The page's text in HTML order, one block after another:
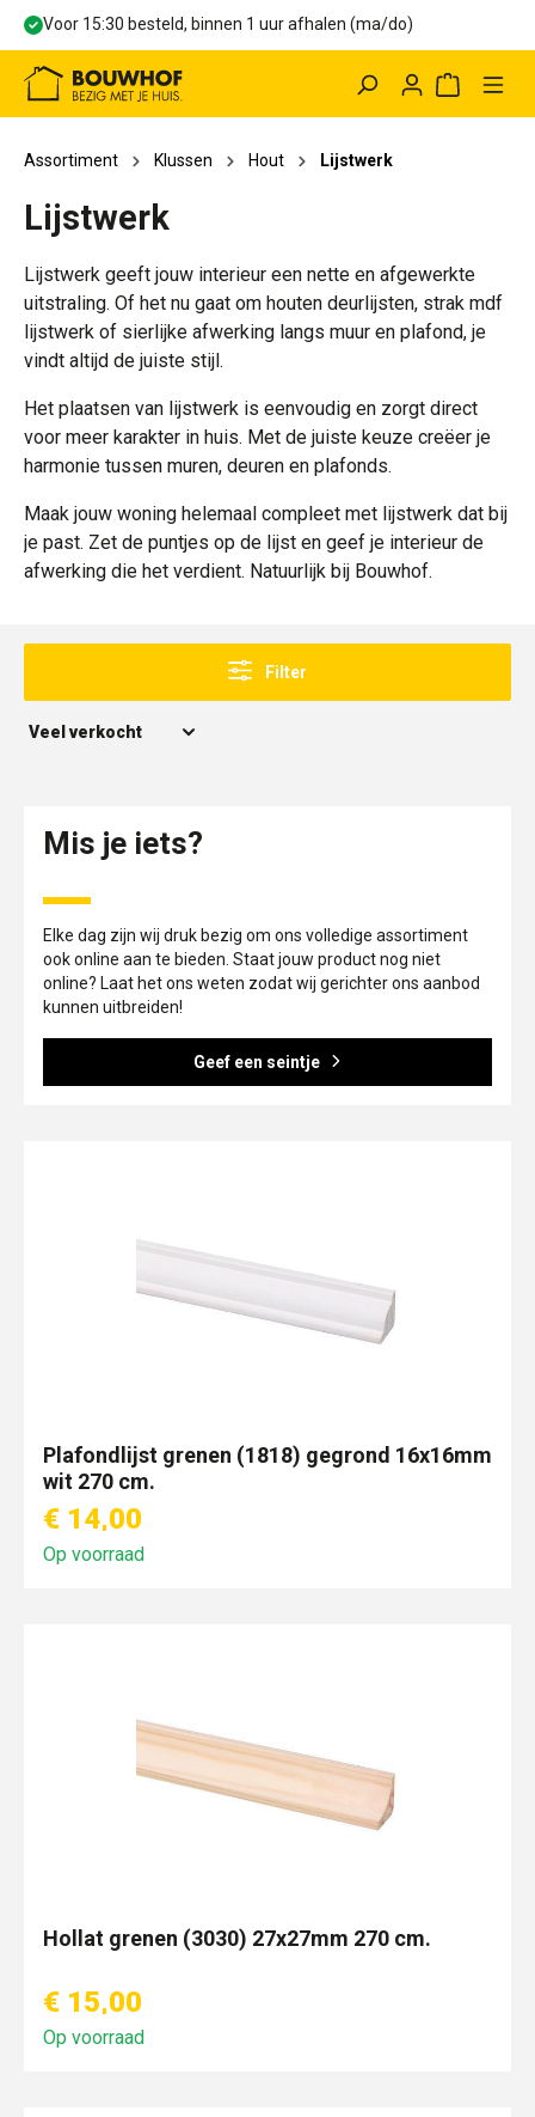
Voor 15:30 besteld, binnen 1 uur afhalen (ma/do)
Assortiment Klussen Hout Lijstwerk
Lijstwerk
Lijstwerk geeft jouw interieur een nette en afgewerkte
uitstraling. Of het nu gaat om houten deurlijsten, strak mdf
lijstwerk of sierlijke afwerking langs muur en plafond, je
vindt altijd de juiste stijl.
Het plaatsen van lijstwerk is eenvoudig en zorgt direct
voor meer karakter in huis. Met de juiste keuze creëer je
harmonie tussen muren, deuren en plafonds.
Maak jouw woning helemaal compleet met lijstwerk dat bij
je past. Zet de puntjes op de lijst en geef je interieur de
afwerking die het verdient. Natuurlijk bij Bouwhof.
Filter
Mis je iets?
Elke dag zijn wij druk bezig om ons volledige assortiment
ook online aan te bieden. Staat jouw product nog niet
online? Laat het ons weten zodat wij gerichter ons aanbod
kunnen uitbreiden!
Geef een seintje
Plafondlijst grenen (1818) gegrond 16x16mm
wit 270 cm.
€ 14,00
Op voorraad
Hollat grenen (3030) 27x27mm 270 cm.
€ 15,00
Op voorraad